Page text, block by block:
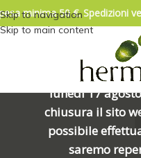
04/08/2026.
LEGGERE:
15:00
pausa e
lunedì 17
chiusura il sito
possibile
saremo
Skip to navigation
Skip to main content
minima 50 €. Spedizioni
Prodotto Formato/5ml
Show sidebar